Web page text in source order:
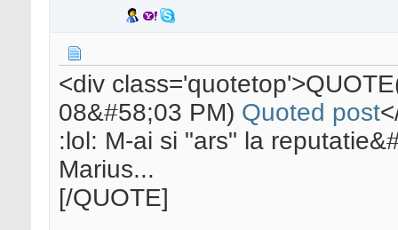
<div
08&#58;03 PM) Quoted post
:lol: M-ai si "ars" la
Marius...
[/QUOTE]